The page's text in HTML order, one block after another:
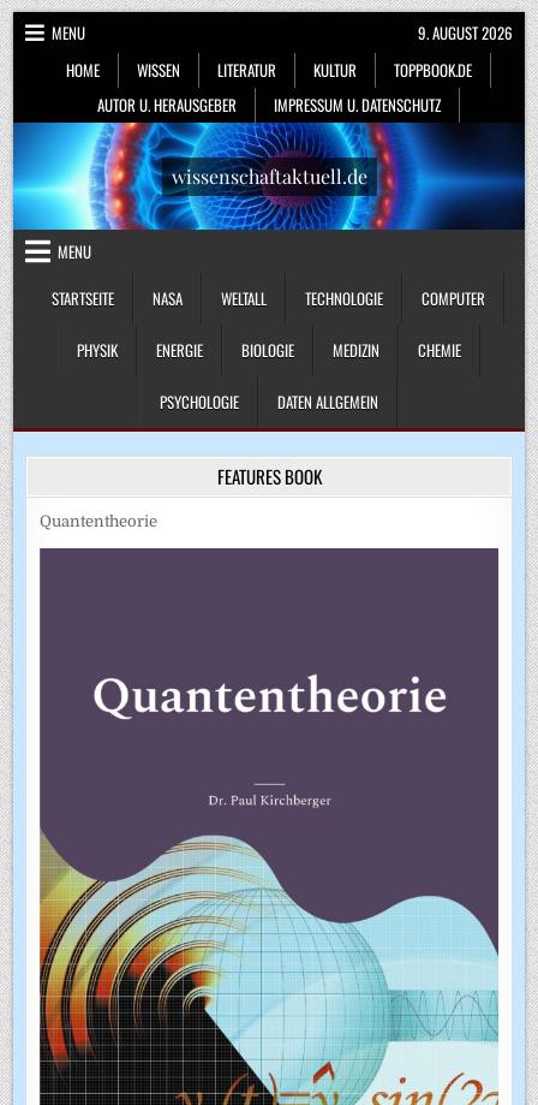
Skip
to
content
MENU
HOME
WISSEN LITERATUR KULTUR
TOPPBOOK.DE
AUTOR U. HERAUSGEBER
IMPRESSUM U. DATENSCHUTZ
9. AUGUST 2026
wissenschaftaktuell.de
MENU
STARTSEITE
NASA WELTALL TECHNOLOGIE COMPUTER
PHYSIK ENERGIE BIOLOGIE MEDIZIN CHEMIE
PSYCHOLOGIE DATEN ALLGEMEIN
FEATURES BOOK
Quantentheorie